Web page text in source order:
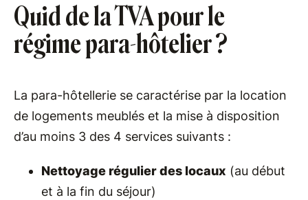
Quid de la TVA pour le
régime para-hôtelier ?
La para-hôtellerie se caractérise par la location
de logements meublés et la mise à disposition
d’au moins 3 des 4 services suivants :
Nettoyage régulier des locaux (au début
et à la fin du séjour)